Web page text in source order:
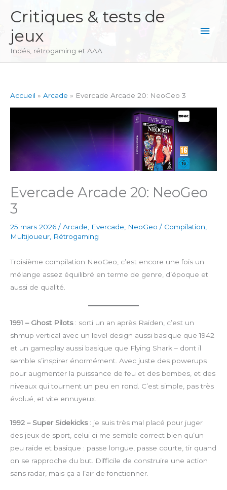
contenu
Critiques & tests de
jeux
Indés, rétrogaming et AAA
Accueil Arcade Evercade Arcade 20: NeoGeo 3
Evercade Arcade 20: NeoGeo
3
25 mars 2026 / Arcade, Evercade, NeoGeo / Compilation,
Multijoueur, Rétrogaming
Troisième compilation NeoGeo, c’est encore une fois un
mélange assez équilibré en terme de genre, d’époque et
aussi de qualité.
1991 – Ghost Pilots: sorti un an après Raiden, c’est un
shmup vertical avec un level design aussi basique que 1942
et un gameplay aussi basique que Flying Shark – dont il
semble s’inspirer énormément. Avec juste des powerups
pour augmenter la puissance de feu et des bombes, et des
niveaux qui tournent un peu en rond. C’est simple, pas très
évolué, et vite ennuyeux.
1992 – Super Sidekicks: je suis très mal placé pour juger
des jeux de sport, celui ci me semble correct bien qu’un
peu raide et basique : passe longue, passe courte, tir quand
on se rapproche du but. Difficile de construire une action
sans radar, mais ça a l’air de fonctionner.